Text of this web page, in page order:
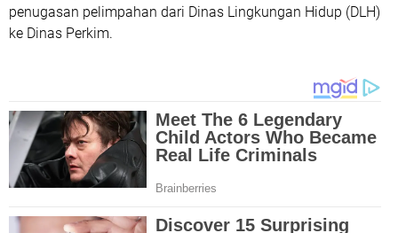
penugasan pelimpahan dari Dinas Lingkungan Hidup (DLH)
ke Dinas Perkim.